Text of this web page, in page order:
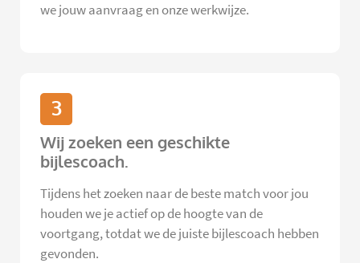
we jouw aanvraag en onze werkwijze.
3
Wij zoeken een geschikte
bijlescoach.
Tijdens het zoeken naar de beste match voor jou
houden we je actief op de hoogte van de
voortgang, totdat we de juiste bijlescoach hebben
gevonden.